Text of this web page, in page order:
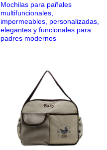
Mochilas para pañales
multifuncionales,
impermeables, personalizadas,
elegantes y funcionales para
padres modernos